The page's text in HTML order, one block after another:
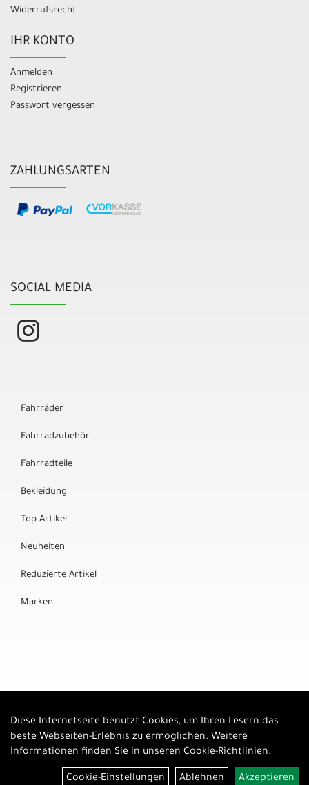
Widerrufsrecht
IHR KONTO
Anmelden
Registrieren
Passwort vergessen
ZAHLUNGSARTEN
SOCIAL MEDIA
Fahrräder
Fahrradzubehör
Fahrradteile
Bekleidung
Top Artikel
Neuheiten
Reduzierte Artikel
Marken
Diese Internetseite benutzt Cookies, um Ihren Lesern das
beste Webseiten-Erlebnis zu ermöglichen. Weitere
Informationen finden Sie in unseren Cookie-Richtlinien.
Cookie-Einstellungen Ablehnen Akzeptieren
Auftrag widerrufen